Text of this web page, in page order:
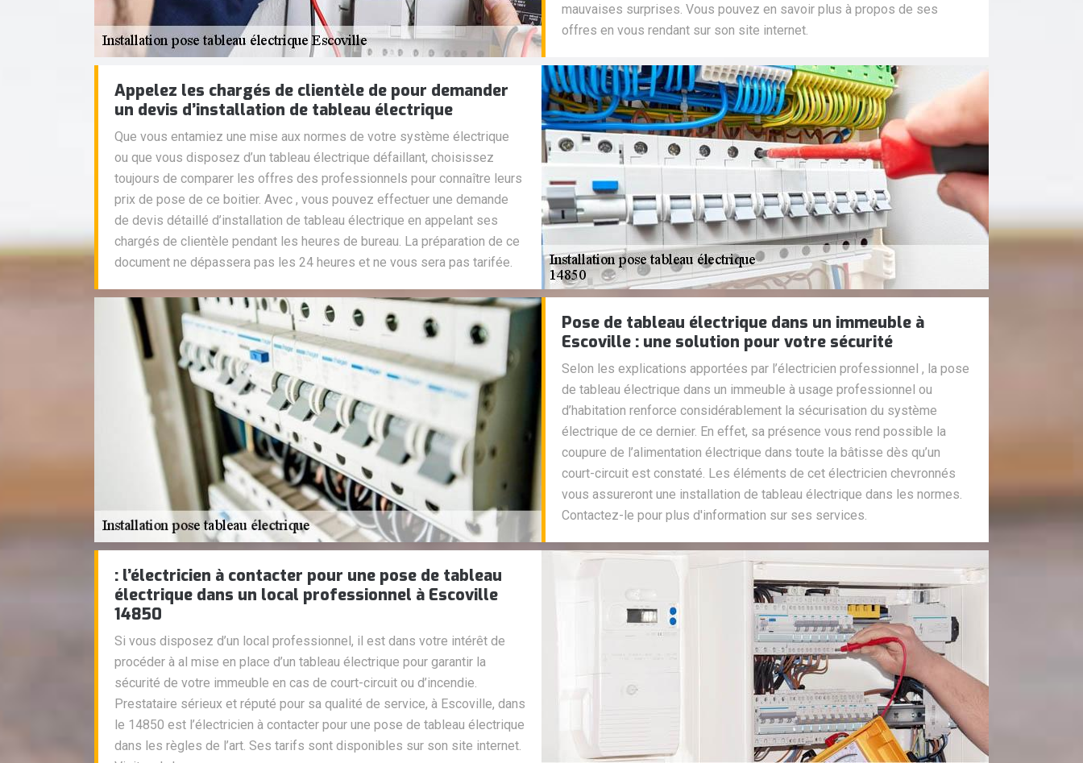
mauvaises surprises. Vous pouvez en savoir plus à propos de ses
offres en vous rendant sur son site internet.
Appelez les chargés de clientèle de pour demander
un devis d’installation de tableau électrique
Que vous entamiez une mise aux normes de votre système électrique
ou que vous disposez d’un tableau électrique défaillant, choisissez
toujours de comparer les offres des professionnels pour connaître leurs
prix de pose de ce boitier. Avec , vous pouvez effectuer une demande
de devis détaillé d’installation de tableau électrique en appelant ses
chargés de clientèle pendant les heures de bureau. La préparation de ce
document ne dépassera pas les 24 heures et ne vous sera pas tarifée.
Pose de tableau électrique dans un immeuble à
Escoville : une solution pour votre sécurité
Selon les explications apportées par l’électricien professionnel , la pose
de tableau électrique dans un immeuble à usage professionnel ou
d’habitation renforce considérablement la sécurisation du système
électrique de ce dernier. En effet, sa présence vous rend possible la
coupure de l’alimentation électrique dans toute la bâtisse dès qu’un
court-circuit est constaté. Les éléments de cet électricien chevronnés
vous assureront une installation de tableau électrique dans les normes.
Contactez-le pour plus d'information sur ses services.
: l’électricien à contacter pour une pose de tableau
électrique dans un local professionnel à Escoville
14850
Si vous disposez d’un local professionnel, il est dans votre intérêt de
procéder à al mise en place d’un tableau électrique pour garantir la
sécurité de votre immeuble en cas de court-circuit ou d’incendie.
Prestataire sérieux et réputé pour sa qualité de service, à Escoville, dans
le 14850 est l’électricien à contacter pour une pose de tableau électrique
dans les règles de l’art. Ses tarifs sont disponibles sur son site internet.